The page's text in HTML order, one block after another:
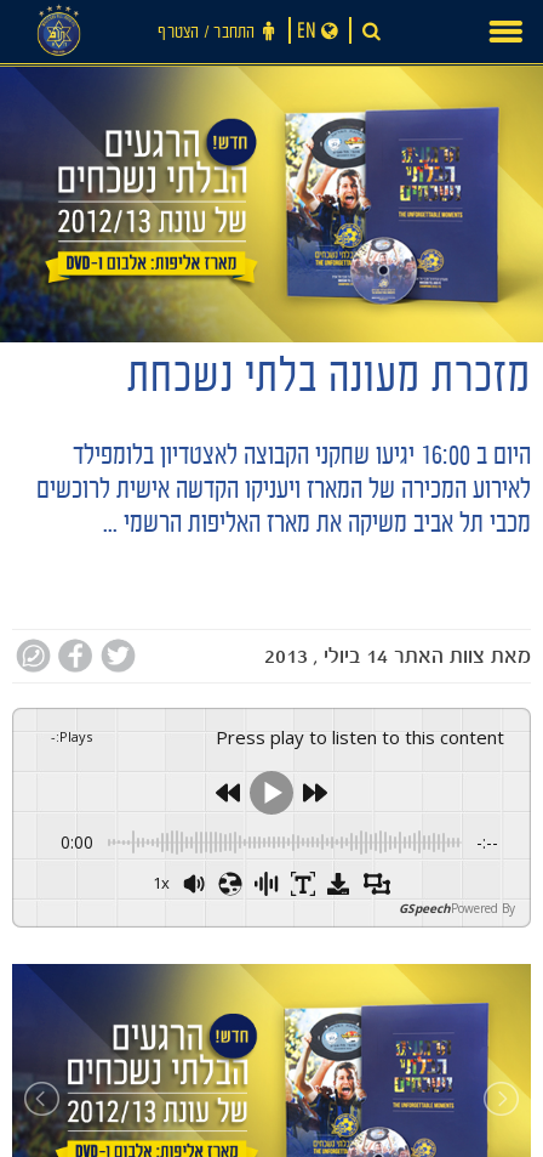
content
התחבר ‪/‬ הצטרף EN
מזכרת מעונה בלתי נשכחת
היום ב 16:00 יגיעו שחקני הקבוצה לאצטדיון בלומפילד
לאירוע המכירה של המארז ויעניקו הקדשה אישית לרוכשים
מכבי תל אביב משיקה את מארז האליפות הרשמי ...
מאת צוות האתר 14 ביולי , 2013
Press play to listen to this content
Plays
:
-
0:00 -:--
1x
Powered By
GSpeech